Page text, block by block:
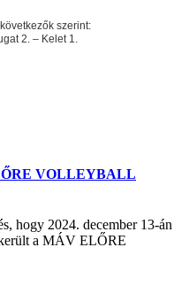
szerint:
2. – Kelet 1.
VOLLEYBALL
hogy 2024. december 13-án
került a MÁV ELŐRE